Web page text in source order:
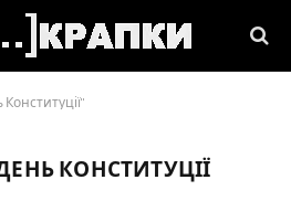
КОНСТИТУЦІЇ